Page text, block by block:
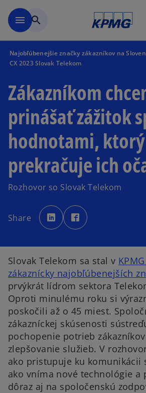
menu search
Najobľúbenejšie značky zákazníkov na
CX 2023 Slovak Telekom
Zákazníkom
prinášať zážitok
hodnotami, ktorý
prekračuje ich
Rozhovor so Slovak Telekom
Share
o
p
e
n
e
t
a
b
p
e
e
w
t
a
b
Slovak Telekom sa stal v
zákaznícky najobľúbenejších
prvýkrát lídrom sektora
Oproti minulému roku si
poskočili až o 45 miest.
zákazníckej skúsenosti
pochopenie potrieb
zlepšovanie služieb. V
ako pristupuje ku komunikácii
ako vníma nové technológie a
dôraz aj na spoločenskú